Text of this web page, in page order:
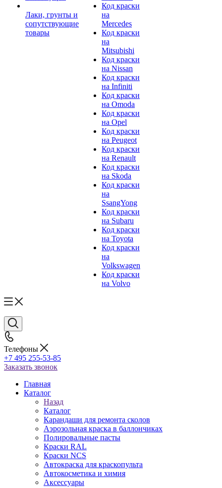
Лаки, грунты и
сопутствующие
товары
Код краски
на
Mercedes
Код краски
на
Mitsubishi
Код краски
на Nissan
Код краски
на Infiniti
Код краски
на Omoda
Код краски
на Opel
Код краски
на Peugeot
Код краски
на Renault
Код краски
на Skoda
Код краски
на
SsangYong
Код краски
на Subaru
Код краски
на Toyota
Код краски
на
Volkswagen
Код краски
на Volvo
Телефоны
+7 495 255-53-85
Заказать звонок
Главная
Каталог
Назад
Каталог
Карандаши для ремонта сколов
Аэрозольная краска в баллончиках
Полировальные пасты
Краски RAL
Краски NCS
Автокраска для краскопульта
Автокосметика и химия
Аксессуары